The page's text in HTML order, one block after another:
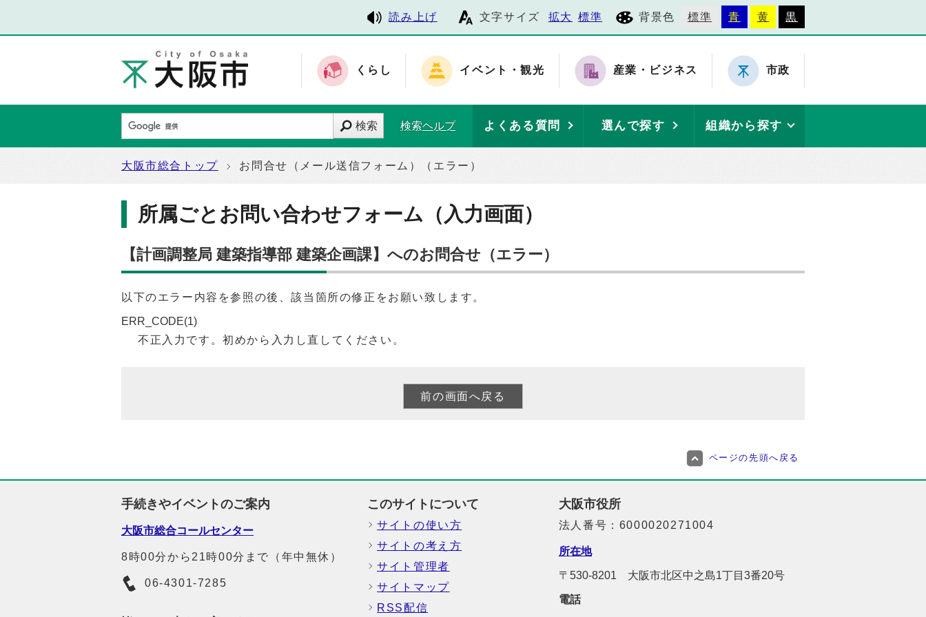
読み上げ 文字サイズ 拡大 標準 背景色 標準 青 黄 黒
くらし イベント・観光 産業・ビジネス 市政
検索 検索ヘルプ よくある質問 選んで探す 組織から探す
大阪市総合トップ お問合せ（メール送信フォーム）（エラー）
所属ごとお問い合わせフォーム（入力画面）
【計画調整局 建築指導部 建築企画課】へのお問合せ（エラー）
以下のエラー内容を参照の後、該当箇所の修正をお願い致します。
ERR_CODE(1)
不正入力です。初めから入力し直してください。
ページの先頭へ戻る
手続きやイベントのご案内
大阪市総合コールセンター
8時00分から21時00分まで（年中無休）
06-4301-7285
このサイトについて
サイトの使い方
サイトの考え方
サイト管理者
サイトマップ
RSS配信
大阪市役所
法人番号：6000020271004
所在地
〒530-8201 大阪市北区中之島1丁目3番20号
電話